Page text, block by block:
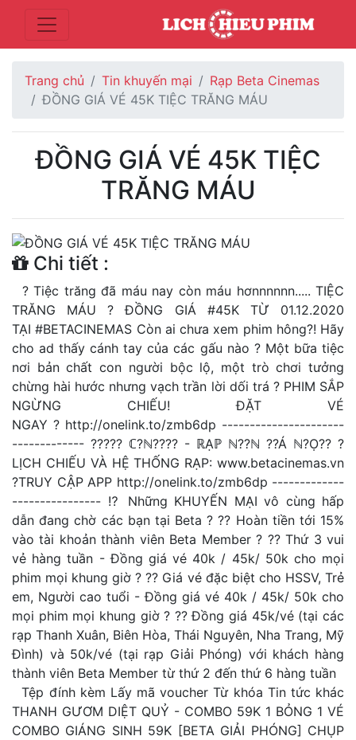
Trang chủ Tin khuyến mại
Rạp Beta Cinemas
ĐỒNG GIÁ VÉ 45K TIỆC TRĂNG MÁU
ĐỒNG GIÁ VÉ 45K TIỆC
TRĂNG MÁU
Chi tiết :
? Tiệc trăng đã máu nay còn máu hơnnnnnn..... TIỆC
TRĂNG MÁU ? ĐỒNG GIÁ #45K TỪ 01.12.2020
TẠI #BETACINEMAS Còn ai chưa xem phim hông?! Hãy
cho ad thấy cánh tay của các gấu nào ? Một bữa tiệc
nơi bản chất con người bộc lộ, một trò chơi tưởng
chừng hài hước nhưng vạch trần lời dối trá ? PHIM SẮP
NGỪNG CHIẾU! ĐẶT VÉ
NGAY ? http://onelink.to/zmb6dp ----------------------
------------- ????? ℂ?ℕ???? - ℝẠℙ ℕ??ℕ ??Á ℕ?Ọ?? ?
LỊCH CHIẾU VÀ HỆ THỐNG RẠP: www.betacinemas.vn
?TRUY CẬP APP http://onelink.to/zmb6dp -------------
---------------- ⁉️ Những KHUYẾN MẠI vô cùng hấp
dẫn đang chờ các bạn tại Beta ? ?? Hoàn tiền tới 15%
vào tài khoản thành viên Beta Member ? ?? Thứ 3 vui
vẻ hàng tuần - Đồng giá vé 40k / 45k/ 50k cho mọi
phim mọi khung giờ ? ?? Giá vé đặc biệt cho HSSV, Trẻ
em, Người cao tuổi - Đồng giá vé 40k / 45k/ 50k cho
mọi phim mọi khung giờ ? ?? Đồng giá 45k/vé (tại các
rạp Thanh Xuân, Biên Hòa, Thái Nguyên, Nha Trang, Mỹ
Đình) và 50k/vé (tại rạp Giải Phóng) với khách hàng
thành viên Beta Member từ thứ 2 đến thứ 6 hàng tuần
Tệp đính kèm Lấy mã voucher Từ khóa Tin tức khác
THANH GƯƠM DIỆT QUỶ - COMBO 59K 1 BỎNG 1 VÉ
COMBO GIÁNG SINH 59K [BETA GIẢI PHÓNG] CHỤP